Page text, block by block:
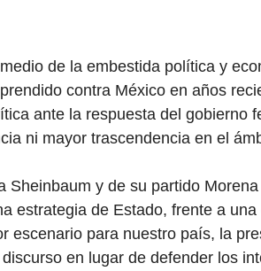
de la embestida política y
contra México en años
ante la respuesta del gobierno
ni mayor trascendencia en el
Sheinbaum y de su partido
estrategia de Estado, frente a
escenario para nuestro país, la
en lugar de defender los